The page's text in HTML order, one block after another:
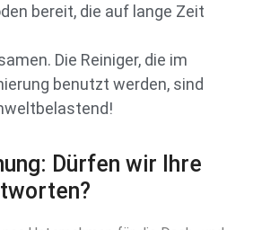
bereit, die auf lange Zeit
Die Reiniger, die im
benutzt werden, sind
Dürfen wir Ihre